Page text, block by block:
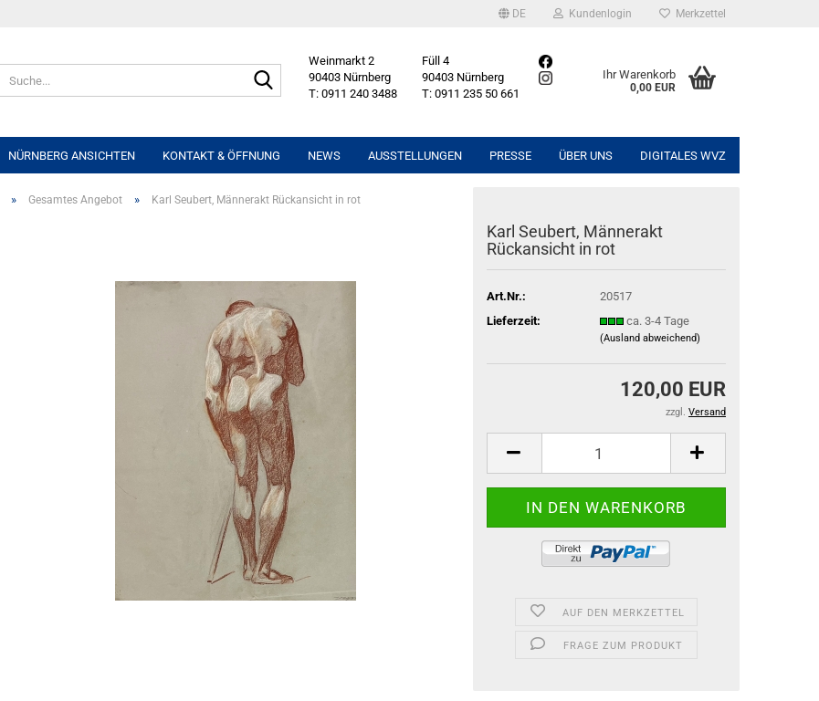
DE Kundenlogin Merkzettel
Suche...
Weinmarkt 2
Füll 4
90403 Nürnberg
90403 Nürnberg
T: 0911 240 3488
T: 0911 235 50 661
Ihr Warenkorb
0,00 EUR
NÜRNBERG ANSICHTEN KONTAKT & ÖFFNUNG NEWS AUSSTELLUNGEN PRESSE ÜBER UNS DIGITALES WVZ
» Gesamtes Angebot » Karl Seubert, Männerakt Rückansicht in rot
Karl Seubert, Männerakt
Rückansicht in rot
Art.Nr.:
20517
Lieferzeit:
ca. 3-4 Tage
(Ausland abweichend)
120,00 EUR
zzgl. Versand
AUF DEN MERKZETTEL
FRAGE ZUM PRODUKT